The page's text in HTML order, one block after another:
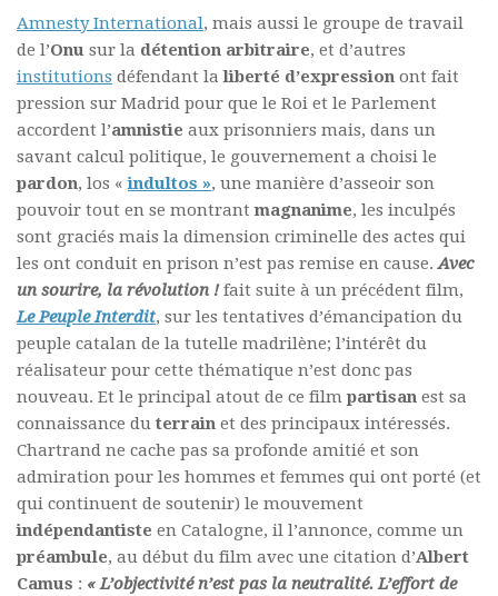
Amnesty International, mais aussi le groupe de travail
de l’Onu sur la détention arbitraire, et d’autres
institutions défendant laliberté d’expression ont fait
pression sur Madrid pour que le Roi et le Parlement
accordent l’amnistie aux prisonniers mais, dans un
savant calcul politique, le gouvernement a choisi le
pardon, los «indultos », une manière d’asseoir son
pouvoir tout en se montrantmagnanime, les inculpés
sont graciés mais la dimension criminelle des actes qui
les ont conduit en prison n’est pas remise en cause.Avec
un sourire, la révolution ! fait suite à un précédent film,
Le Peuple Interdit, sur les tentatives d’émancipation du
peuple catalan de la tutelle madrilène; l’intérêt du
réalisateur pour cette thématique n’est donc pas
nouveau. Et le principal atout de ce film partisan est sa
connaissance du terrain et des principaux intéressés.
Chartrand ne cache pas sa profonde amitié et son
admiration pour les hommes et femmes qui ont porté (et
qui continuent de soutenir) le mouvement
indépendantiste en Catalogne, il l’annonce, comme un
préambule, au début du film avec une citation d’Albert
Camus : « L’objectivité n’est pas la neutralité. L’effort de